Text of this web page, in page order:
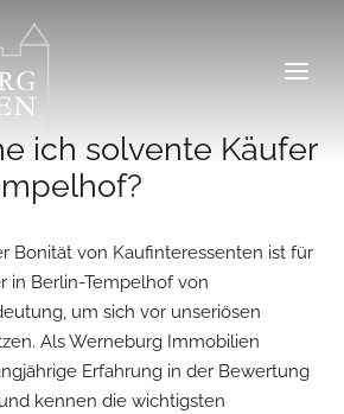
ich solvente Käufer
Bonität von Kaufinteressenten ist für
in Berlin-Tempelhof von
um sich vor unseriösen
Als Werneburg Immobilien
Erfahrung in der Bewertung
kennen die wichtigsten